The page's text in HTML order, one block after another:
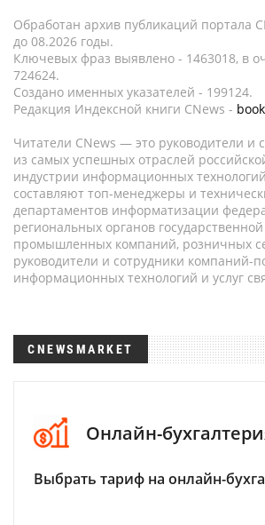
Обработан архив публикаций портала
до 08.2026 годы.
Ключевых фраз выявлено - 1463018, в
724624.
Создано именных указателей - 199124.
Редакция Индексной книги CNews -
Читатели CNews — это руководители и
из самых успешных отраслей
индустрии информационных
составляют топ-менеджеры и
департаментов информатизации
региональных органов
промышленных компаний, розничных
руководители и сотрудники компаний-
информационных технологий и услуг
CNEWSMARKET
Онлайн-
Выбрать тариф на онлайн-